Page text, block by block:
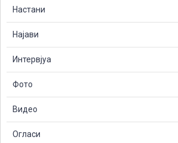
Настани
Најави
Интервјуа
Фото
Видео
Огласи